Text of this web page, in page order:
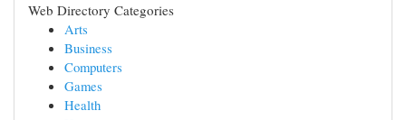
Web Directory Categories
Arts
Business
Computers
Games
Health